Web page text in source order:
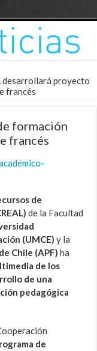
desarrollará proyecto
francés
formación
francés
de
de la Facultad
(UMCE) y la
Chile (APF) ha
de los
de una
pedagógica
de